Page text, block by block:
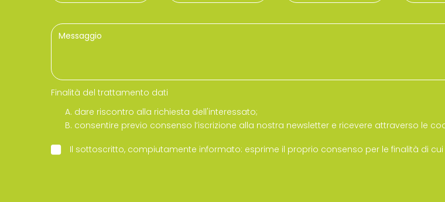
Finalità del trattamento dati
dare riscontro alla richiesta dell'interessato;
consentire previo consenso l’iscrizione alla nostra newsletter e ricevere attraverso le
Il sottoscritto, compiutamente informato: esprime il proprio consenso per le finalità di